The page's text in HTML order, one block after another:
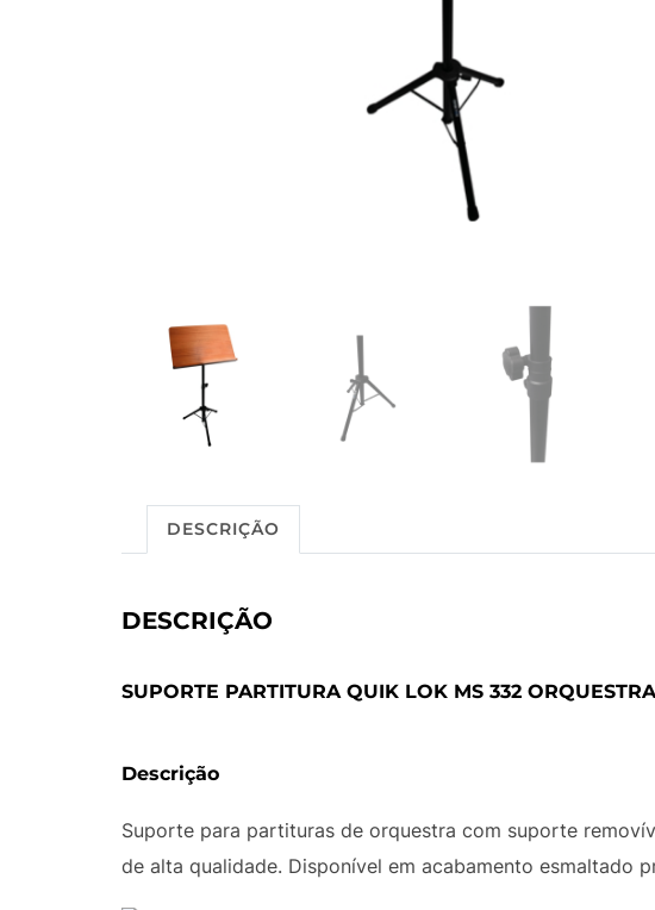
DESCRIÇÃO
DESCRIÇÃO
SUPORTE PARTITURA QUIK LOK MS 332
Descrição
Suporte para partituras de orquestra com suporte
de alta qualidade. Disponível em acabamento esmaltado